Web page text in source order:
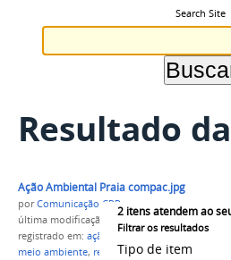
Search Site
Resultado
2 itens atendem ao
Filtrar os resultados
Tipo de item
Ação Ambiental Praia compac.jpg
porComunicação CPR
última modificação
em 27/08/2021 18h21
registrado em: ação ambiental ,curso técnico
meio ambiente, resíduos sólidos,impactos